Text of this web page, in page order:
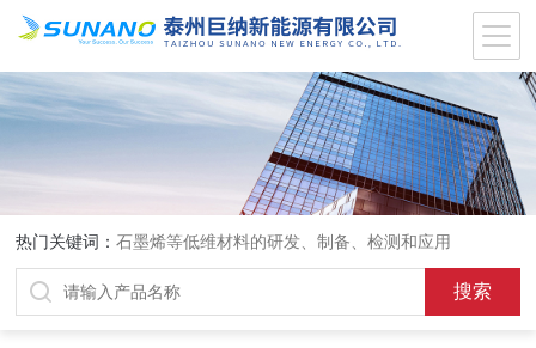
热门关键词：石墨烯等低维材料的研发、制备、检测和应用